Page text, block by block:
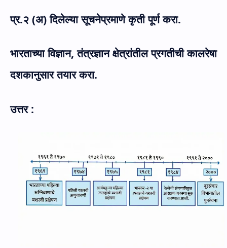
प्र.२ (अ) दिलेल्या सूचनेप्रमाणे कृती पूर्ण करा.
भारताच्या विज्ञान,तंत्रज्ञान क्षेत्रांतील प्रगतीची कालरेषा
दशकानुसार तयार करा.
उत्तर :